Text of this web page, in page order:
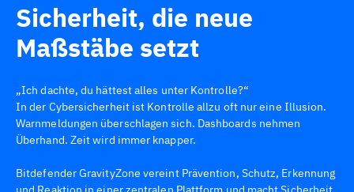
Sicherheit, die neue
Maßstäbe setzt
„Ich dachte, du hättest alles unter Kontrolle?“
In der Cybersicherheit ist Kontrolle allzu oft nur eine Illusion.
Warnmeldungen überschlagen sich. Dashboards nehmen
Überhand. Zeit wird immer knapper.
Bitdefender GravityZone vereint Prävention, Schutz, Erkennung